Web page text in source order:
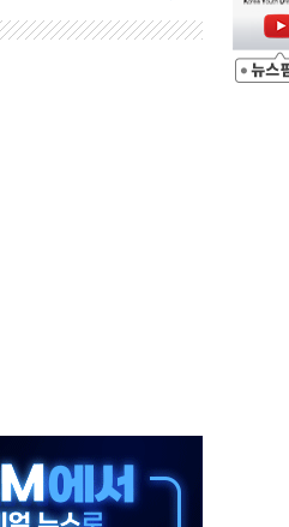
회복도 숙제
향
민석·靑에 공세